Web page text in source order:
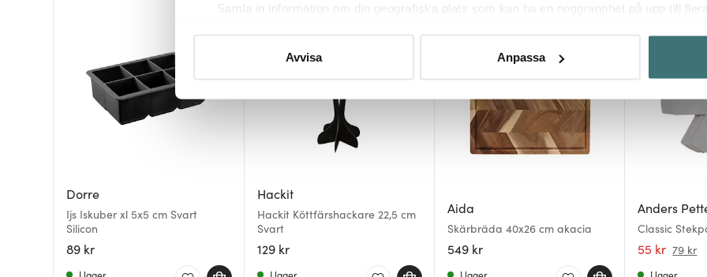
Samla in information om din geografiska plats som kan ha en noggrannhet på upp till
eller dra tillbaka ditt samtycke när som helst från cookie-förklaringen.
Vi använder cookies för att innehållet och annonserna ska anpassas efter det som vi tror att
att vi kan analysera vår trafik och göra hemsidan ännu bättre. Du bestämmer själv vilka
Avvisa Anpassa
Dorre
Ijs Iskuber xl 5x5 cm Svart
Silicon
89 kr
I lager
Hackit
Hackit Köttfärshackare 22,5 cm
Svart
129 kr
I lager
Aida
Skärbräda 40x26 cm akacia
549 kr
I lager
Anders
Classic
grå
55 kr 79 kr
I lager